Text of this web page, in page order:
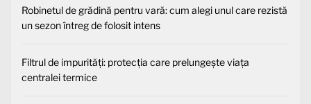
Robinetul de grădină pentru vară: cum alegi unul care rezistă
un sezon întreg de folosit intens
Filtrul de impurități: protecția care prelungește viața
centralei termice